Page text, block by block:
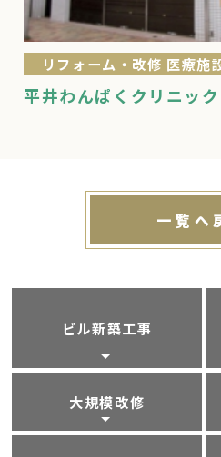
リフォーム・改修 医療施
平井わんぱくクリニック
一覧へ
ビル新築工事
大規模改修